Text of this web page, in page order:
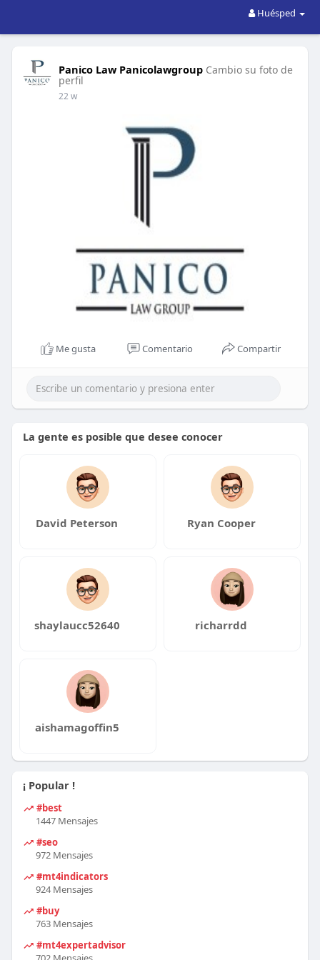
Huésped
Panico Law Panicolawgroup Cambio su foto de
perfil
22 w
Me gusta Comentario Compartir
La gente es posible que desee conocer
David Peterson Ryan Cooper
shaylaucc52640 richarrdd
aishamagoffin5
¡ Popular !
#best
1447 Mensajes
#seo
972 Mensajes
#mt4indicators
924 Mensajes
#buy
763 Mensajes
#mt4expertadvisor